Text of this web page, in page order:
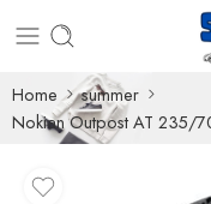
Home
summer
Nokian Outpost AT 235/